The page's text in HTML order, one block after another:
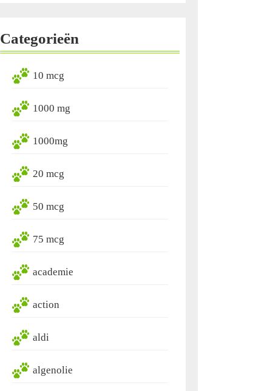
Categorieën
10 mcg
1000 mg
1000mg
20 mcg
50 mcg
75 mcg
academie
action
aldi
algenolie